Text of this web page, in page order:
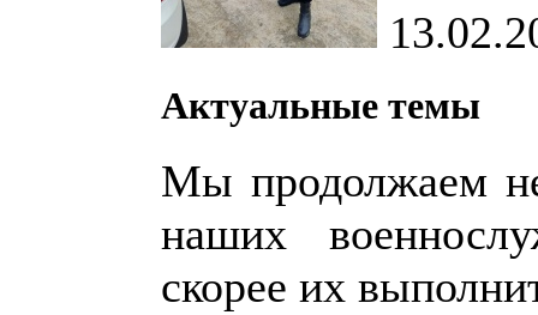
Актуальные темы
Мы продолжаем
наших
скорее их